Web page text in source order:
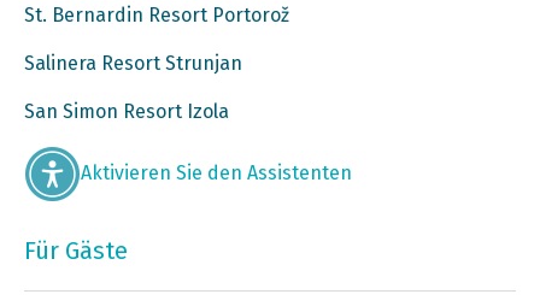
St. Bernardin Resort Portorož
Salinera Resort Strunjan
San Simon Resort Izola
Aktivieren Sie den Assistenten
Für Gäste